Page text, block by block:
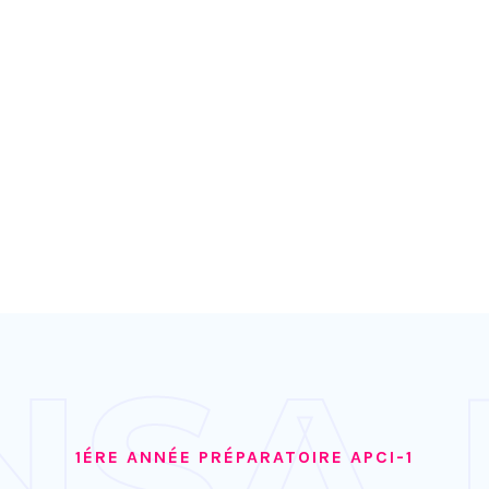
1ÉRE ANNÉE PRÉPARATOIRE APCI-1